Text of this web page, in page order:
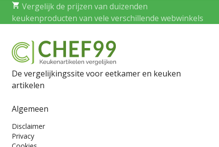
Vergelijk de prijzen van duizenden
keukenproducten van vele verschillende webwinkels
De vergelijkingssite voor eetkamer en keuken
artikelen
Algemeen
Disclaimer
Privacy